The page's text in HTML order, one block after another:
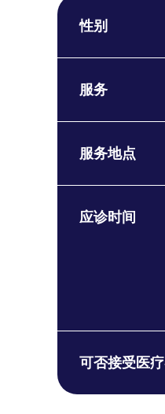
性别
服务
服务地点
应诊时间
可否接受医